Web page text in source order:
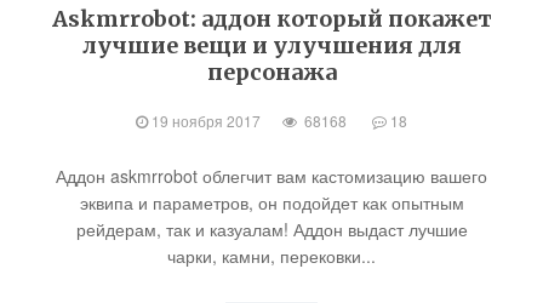
Askmrrobot: аддон который покажет
лучшие вещи и улучшения для
персонажа
19 ноября 2017 68168 18
Аддон askmrrobot облегчит вам кастомизацию вашего
эквипа и параметров, он подойдет как опытным
рейдерам, так и казуалам! Аддон выдаст лучшие
чарки, камни, перековки...